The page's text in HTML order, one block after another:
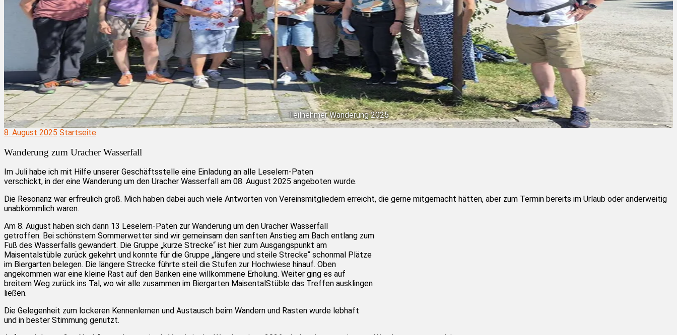
Teilnehmer Wanderung 2025
8. August 2025 Startseite
Wanderung zum Uracher Wasserfall
Im Juli habe ich mit Hilfe unserer Geschäftsstelle eine Einladung an alle Leselern-Paten
verschickt, in der eine Wanderung um den Uracher Wasserfall am 08. August 2025 angeboten wurde.
Die Resonanz war erfreulich groß. Mich haben dabei auch viele Antworten von Vereinsmitgliedern erreicht, die gerne mitgemacht hätten, aber zum Termin bereits im Urlaub oder anderweitig
unabkömmlich waren.
Am 8. August haben sich dann 13 Leselern-Paten zur Wanderung um den Uracher Wasserfall
getroffen. Bei schönstem Sommerwetter sind wir gemeinsam den sanften Anstieg am Bach entlang zum
Fuß des Wasserfalls gewandert. Die Gruppe „kurze Strecke“ ist hier zum Ausgangspunkt am
Maisentalstüble zurück gekehrt und konnte für die Gruppe „längere und steile Strecke“ schonmal Plätze
im Biergarten belegen. Die längere Strecke führte steil die Stufen zur Hochwiese hinauf. Oben
angekommen war eine kleine Rast auf den Bänken eine willkommene Erholung. Weiter ging es auf
breitem Weg zurück ins Tal, wo wir alle zusammen im Biergarten MaisentalStüble das Treffen ausklingen
ließen.
Die Gelegenheit zum lockeren Kennenlernen und Austausch beim Wandern und Rasten wurde lebhaft
und in bester Stimmung genutzt.